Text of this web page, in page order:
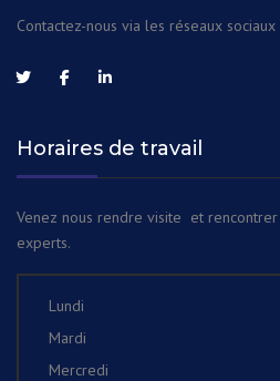
Contactez-nous via les réseaux sociaux
Horaires de travail
Venez nous rendre visite et
experts.
Lundi
Mardi
Mercredi